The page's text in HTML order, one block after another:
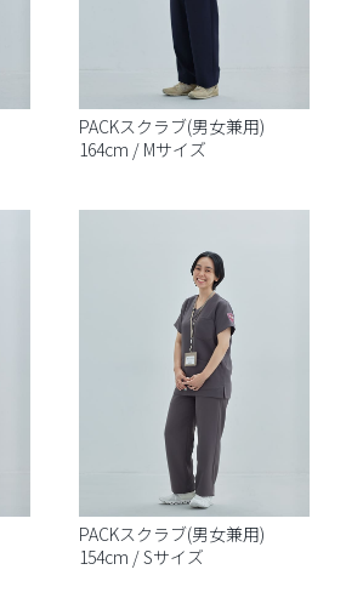
PACKスクラブ(男女兼用)
164cm / Mサイズ
PACKスクラブ(男女兼用)
154cm / Sサイズ